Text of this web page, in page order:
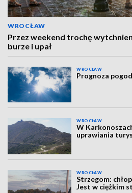
WROCŁAW
Przez weekend trochę
burze i upał
WROCŁAW
Prognoza
WROCŁAW
W
uprawiania
WROCŁAW
Strzegom:
Jest w ciężkim